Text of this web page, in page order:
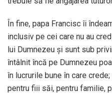
În fine, papa Francisc îi
inclusiv pe cei care nu au
lui Dumnezeu și sunt sub
întâlnit încă pe Dumnezeu
în lucrurile bune în care
pentru fiii săi, pentru familie,